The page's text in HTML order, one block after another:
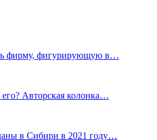
фирму, фигурирующую в…
его? Авторская колонка…
в Сибири в 2021 году…